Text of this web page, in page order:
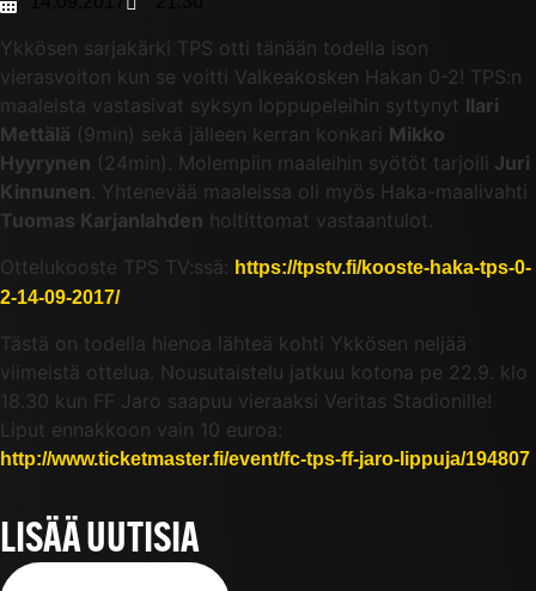
Ykkösen sarjakärki TPS otti tänään todella ison
vierasvoiton kun se voitti Valkeakosken Hakan 0-2! TPS:n
maaleista vastasivat syksyn loppupeleihin syttynyt Ilari
Mettälä (9min) sekä jälleen kerran konkari Mikko
Hyyrynen (24min). Molempiin maaleihin syötöt tarjoili Juri
Kinnunen. Yhtenevää maaleissa oli myös Haka-maalivahti
Tuomas Karjanlahden holtittomat vastaantulot.
Ottelukooste TPS TV:ssä: https://tpstv.fi/kooste-haka-tps-0-
2-14-09-2017/
Tästä on todella hienoa lähteä kohti Ykkösen neljää
viimeistä ottelua. Nousutaistelu jatkuu kotona pe 22.9. klo
18.30 kun FF Jaro saapuu vieraaksi Veritas Stadionille!
Liput ennakkoon vain 10 euroa:
http://www.ticketmaster.fi/event/fc-tps-ff-jaro-lippuja/194807
LISÄÄ UUTISIA